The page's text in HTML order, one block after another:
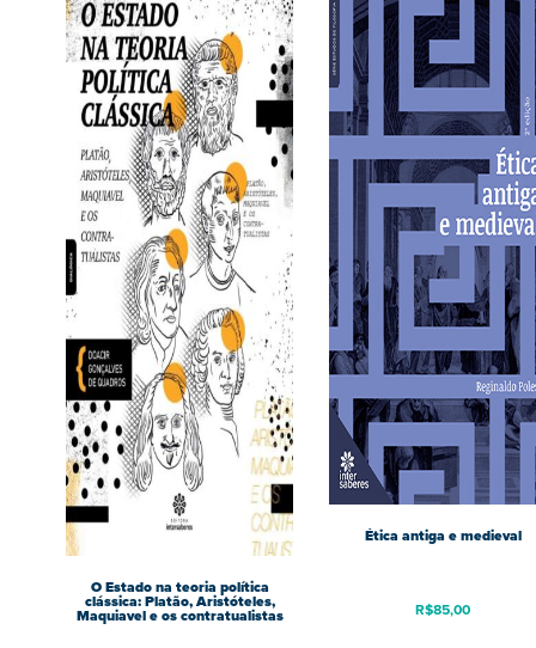
O Estado na teoria política
clássica: Platão, Aristóteles,
Maquiavel e os contratualistas
Ética antiga e medieval
R$85,00